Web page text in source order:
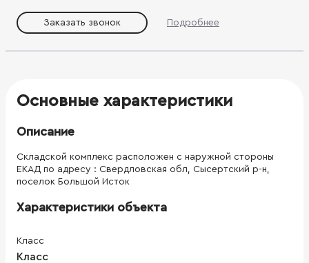
охраняемая территория. Коммерческие условия: по
запросу Коммунальные платежи оплачиваются отдельно.
Заказать звонок Подробнее
Основные характеристики
Описание
Складской комплекс расположен с наружной стороны
ЕКАД по адресу : Свердловская обл, Сысертский р-н,
поселок Большой Исток
Характеристики объекта
Класс
Класс